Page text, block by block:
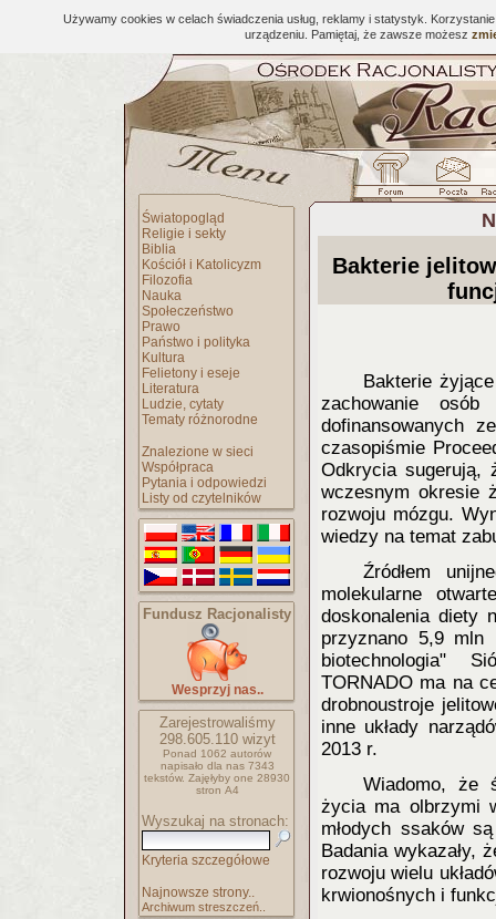
Używamy cookies w celach świadczenia usług, reklamy i statystyk.
urządzeniu. Pamiętaj, że zawsze możesz
Światopogląd
Religie i sekty
Biblia
Kościół i Katolicyzm
Filozofia
Nauka
Społeczeństwo
Prawo
Państwo i polityka
Kultura
Felietony i eseje
Literatura
Ludzie, cytaty
Tematy różnorodne
Znalezione w sieci
Współpraca
Pytania i odpowiedzi
Listy od czytelników
Fundusz Racjonalisty
Wesprzyj nas..
Zarejestrowaliśmy
298.605.110wizyt
Ponad 1062 autorów
napisało dla nas 7343
tekstów. Zajęłyby one 28930
stron A4
Wyszukaj na stronach:
Kryteria szczegółowe
Najnowsze strony..
Archiwum streszczeń..
Bakterie
Bakterie
zachowanie
dofinansowanych
czasopiśmie
Odkrycia sugerują,
wczesnym okresie
rozwoju mózgu.
wiedzy na temat
Źródłem
molekularne
doskonalenia diety
przyznano 5,9 mln
biotechnologia"
TORNADO ma na
drobnoustroje
inne układy
2013 r.
Wiadomo, że
życia ma olbrzymi
młodych ssaków
Badania wykazały,
rozwoju wielu
krwionośnych i